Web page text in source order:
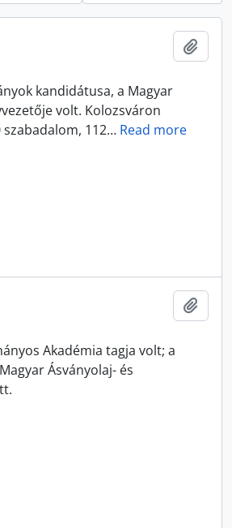
kandidátusa, a Magyar
volt. Kolozsváron
112… Read more
Akadémia tagja volt; a
Ásványolaj- és